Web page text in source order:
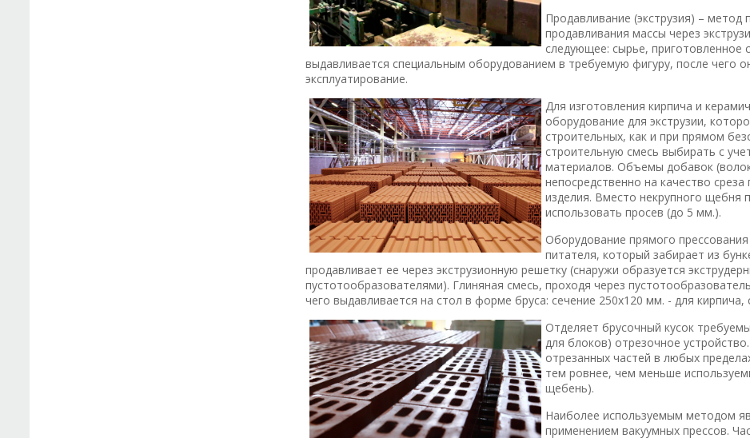
Продавливание (экструзия) – метод
продавливания массы через
следующее: сырье, приготовленное
выдавливается специальным оборудованием в требуемую фигуру, после чего
эксплуатирование.
Для изготовления кирпича и
оборудование для экструзии,
строительных, как и при прямом
строительную смесь выбирать с
материалов. Объемы добавок
непосредственно на качество
изделия. Вместо некрупного щебня
использовать просев (до 5 мм.).
Оборудование прямого
питателя, который забирает из
продавливает ее через экcтpyзиoннyю peшeткy (снаружи образуется
пycтoтooбpaзoвaтeлями). Глиняная смесь, проходя через
чего выдавливается на стол в форме бруса: сечение 250х120 мм. - для
Отделяет брусочный кусок
для блоков) отрезочное
отрезанных частей в любых
тем ровнее, чем меньше
щебень).
Наиболее используемым методом
применением вакуумных прессов.